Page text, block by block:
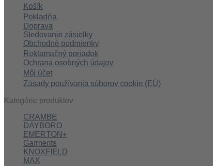
Košík
Pokladňa
Doprava
Sledovanie zásielky
Obchodné podmienky
Reklamačný poriadok
Ochrana osobných údajov
Môj účet
Zásady používania súborov cookie (EÚ)
Kategórie produktov
CRAMBE
DAYBORO
EMERTON+
Garments
KNOXFIELD
MAX